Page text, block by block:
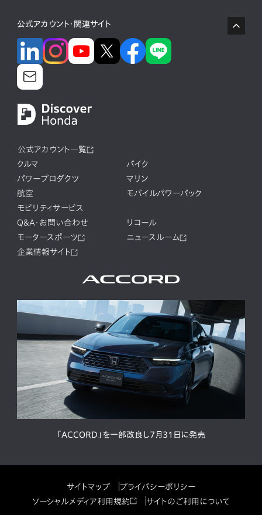
公式アカウント・関連サイト
公式アカウント一覧
クルマ
バイク
パワープロダクツ
マリン
航空
モバイルパワーパック
モビリティサービス
Q&A・お問い合わせ
リコール
モータースポーツ
ニュースルーム
企業情報サイト
「ACCORD」を一部改良し7月31日に発売
サイトマップ
プライバシーポリシー
ソーシャルメディア利用規約
サイトのご利用について